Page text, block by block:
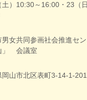
土）10:30～16:00・23（
男女共同参画社会推進セ
」 会議室
岡山市北区表町3-14-1-